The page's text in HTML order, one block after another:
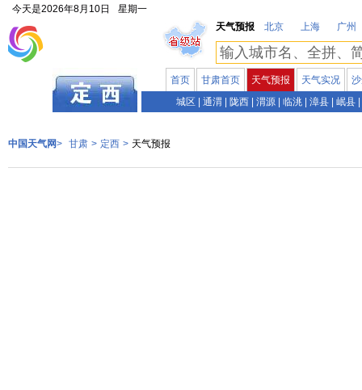
今天是2026年8月10日
星期一
天气预报
北京 上海 广州
首页 甘肃首页 天气预报 天气实况
城区
通渭 陇西 渭源 临洮 漳县 岷县
中国天气网> 甘肃 > 定西 > 天气预报